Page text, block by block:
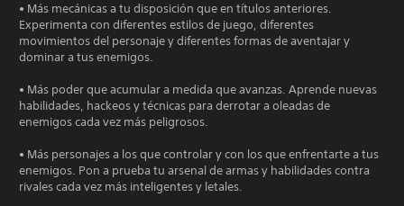
• Más mecánicas a tu disposición que en títulos anteriores.
Experimenta con diferentes estilos de juego, diferentes
movimientos del personaje y diferentes formas de aventajar y
dominar a tus enemigos.
• Más poder que acumular a medida que avanzas. Aprende nuevas
habilidades, hackeos y técnicas para derrotar a oleadas de
enemigos cada vez más peligrosos.
• Más personajes a los que controlar y con los que enfrentarte a tus
enemigos. Pon a prueba tu arsenal de armas y habilidades contra
rivales cada vez más inteligentes y letales.